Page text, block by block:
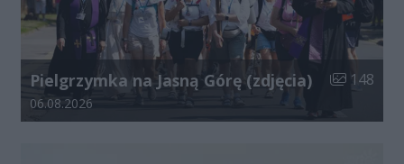
Pielgrzymka na Jasną Górę (zdjęcia) Liczba
148
Data dodania galerii:
06.08.2026